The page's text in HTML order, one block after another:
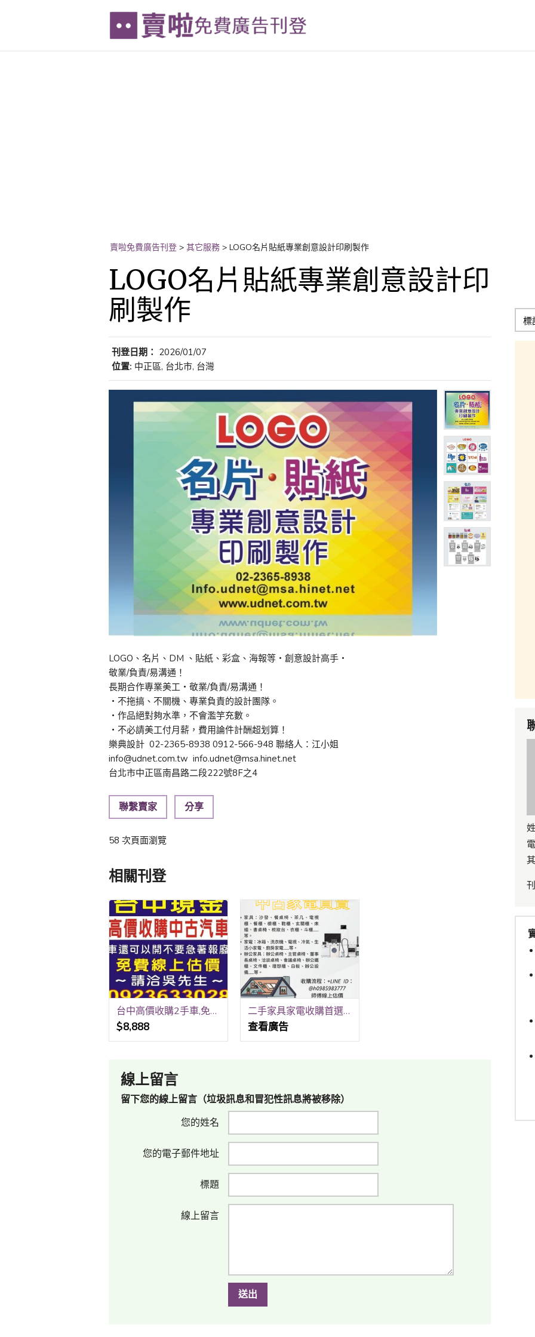
賣啦免費廣告刊登 > 其它服務 > LOGO名片貼紙專業創意設計印刷製作
LOGO名片貼紙專業創意設計印
刷製作
刊登日期： 2026/01/07
位置: 中正區, 台北市, 台灣
LOGO、名片、DM 、貼紙、彩盒、海報等‧創意設計高手‧
敬業/負責/易溝通！
長期合作專業美工‧敬業/負責/易溝通！
‧不拖搞、不關機、專業負責的設計團隊。
‧作品絕對夠水準，不會濫竽充數。
‧不必請美工付月薪，費用論件計酬超划算！
樂典設計 02-2365-8938 0912-566-948 聯絡人：江小姐
info@udnet.com.tw info.udnet@msa.hinet.net
台北市中正區南昌路二段222號8F之4
聯繫賣家 分享
58 次頁面瀏覽
相關刊登
台中高價收購2手車,免費線上報價,到府收購,請洽0923-633028吳先生
$8,888
二手家具家電收購首選LINE傳照片立即估價0985-983-777
查看廣告
線上留言
留下您的線上留言（垃圾訊息和冒犯性訊息將被移除）
您的姓名
您的電子郵件地址
標題
線上留言
送出